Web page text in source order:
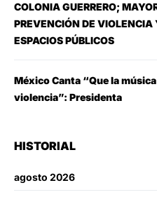
COLONIA GUERRERO;
PREVENCIÓN DE VIOLENCIA
ESPACIOS PÚBLICOS
México Canta “Que la
violencia”: Presidenta
HISTORIAL
agosto 2026